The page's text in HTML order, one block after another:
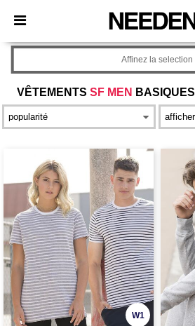
× Appli Needen
Meilleurs prix sur l’app !
VÊTEMENTS SF MEN BASIQUES
Affinez la selection
W1